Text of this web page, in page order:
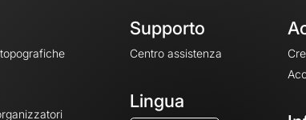
Supporto
Centro assistenza
Lingua